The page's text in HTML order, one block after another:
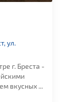
ул.
г. Бреста -
вкусных ...